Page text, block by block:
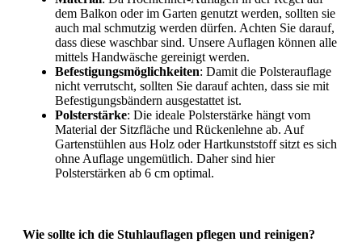
dem Balkon oder im Garten genutzt werden, sollten sie
auch mal schmutzig werden dürfen. Achten Sie darauf,
dass diese waschbar sind. Unsere Auflagen können alle
mittels Handwäsche gereinigt werden.
Befestigungsmöglichkeiten: Damit die Polsterauflage
nicht verrutscht, sollten Sie darauf achten, dass sie mit
Befestigungsbändern ausgestattet ist.
Polsterstärke: Die ideale Polsterstärke hängt vom
Material der Sitzfläche und Rückenlehne ab. Auf
Gartenstühlen aus Holz oder Hartkunststoff sitzt es sich
ohne Auflage ungemütlich. Daher sind hier
Polsterstärken ab 6 cm optimal.
Wie sollte ich die Stuhlauflagen pflegen und reinigen?